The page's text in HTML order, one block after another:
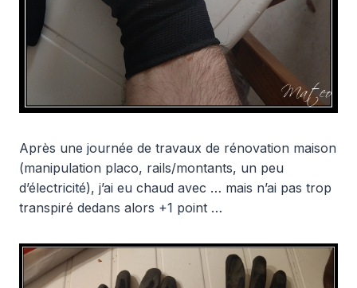
Après une journée de travaux de rénovation maison
(manipulation placo, rails/montants, un peu
d’électricité), j’ai eu chaud avec … mais n’ai pas trop
transpiré dedans alors +1 point …